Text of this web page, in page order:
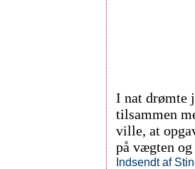
I nat drømte
tilsammen
ville, at
på vægten
Indsendt af